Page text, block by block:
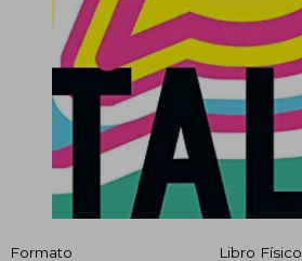
Formato
Libro Físico